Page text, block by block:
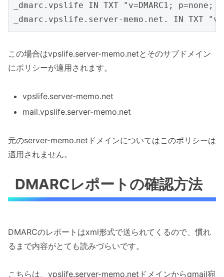
_dmarc.vpslife IN TXT "v=DMARC1; p=none;
この場合はvpslife.server-memo.netとそのサブドメイン
にポリシーが適用されます。
vpslife.server-memo.net
mail.vpslife.server-memo.net
元のserver-memo.netドメインについてはこのポリシーは
適用されません。
DMARCレポートの確認方法
DMARCのレポートはxml形式で送られてくるので、慣れ
るまで内容がとても読みづらいです。
こちらは、vpslife.server-memo.netドメインからgmail宛